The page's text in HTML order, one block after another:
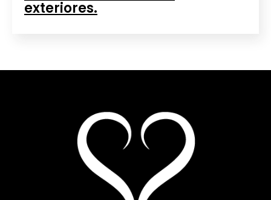
exteriores.